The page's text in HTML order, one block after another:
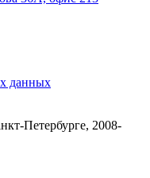
данных
Петербурге, 2008-